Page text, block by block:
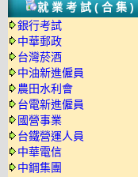
就業考試(合集)
銀行考試
中華郵政
台灣菸酒
中油新進僱員
農田水利會
台電新進僱員
國營事業
台鐵營運人員
中華電信
中鋼集團